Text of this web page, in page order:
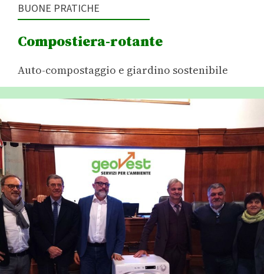
BUONE PRATICHE
Compostiera-rotante
Auto-compostaggio e giardino sostenibile